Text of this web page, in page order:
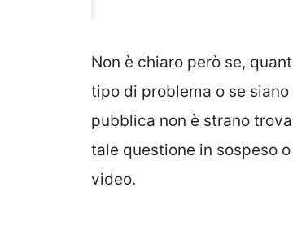
Non è chiaro però se,
tipo di problema o se
pubblica non è strano
tale questione in sospeso
video.